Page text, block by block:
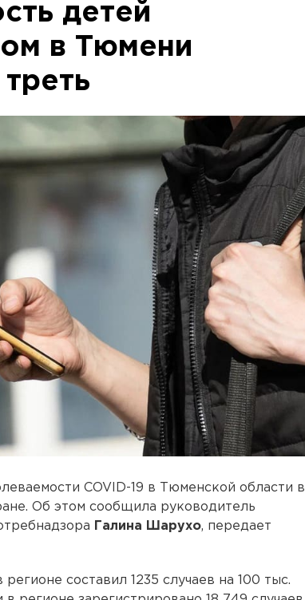
детей
в Тюмени
COVID-19 в Тюменской области в
Об этом сообщила руководитель
Галина Шарухо, передает
регионе составил 1235 случаев на 100 тыс.